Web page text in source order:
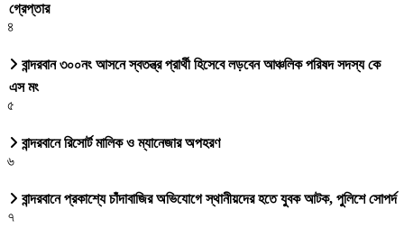
গ্রেপ্তার
৪
বান্দরবান ৩০০নং আসনে স্বতন্ত্র প্রার্থী হিসেবে লড়বেন আঞ্চলিক পরিষদ সদস্য কে
এস মং
৫
বান্দরবানে রিসোর্ট মালিক ও ম্যানেজার অপহরণ
৬
বান্দরবানে প্রকাশ্যে চাঁদাবাজির অভিযোগে স্থানীয়দের হতে যুবক আটক, পুলিশে সোপর্দ
৭